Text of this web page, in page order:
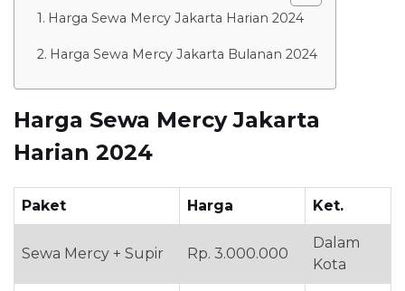
Harga Sewa Mercy Jakarta Harian 2024
Harga Sewa Mercy Jakarta Bulanan 2024
Harga Sewa Mercy Jakarta
Harian 2024
Paket Harga Ket.
Sewa Mercy + Supir Rp. 3.000.000
Dalam
Kota